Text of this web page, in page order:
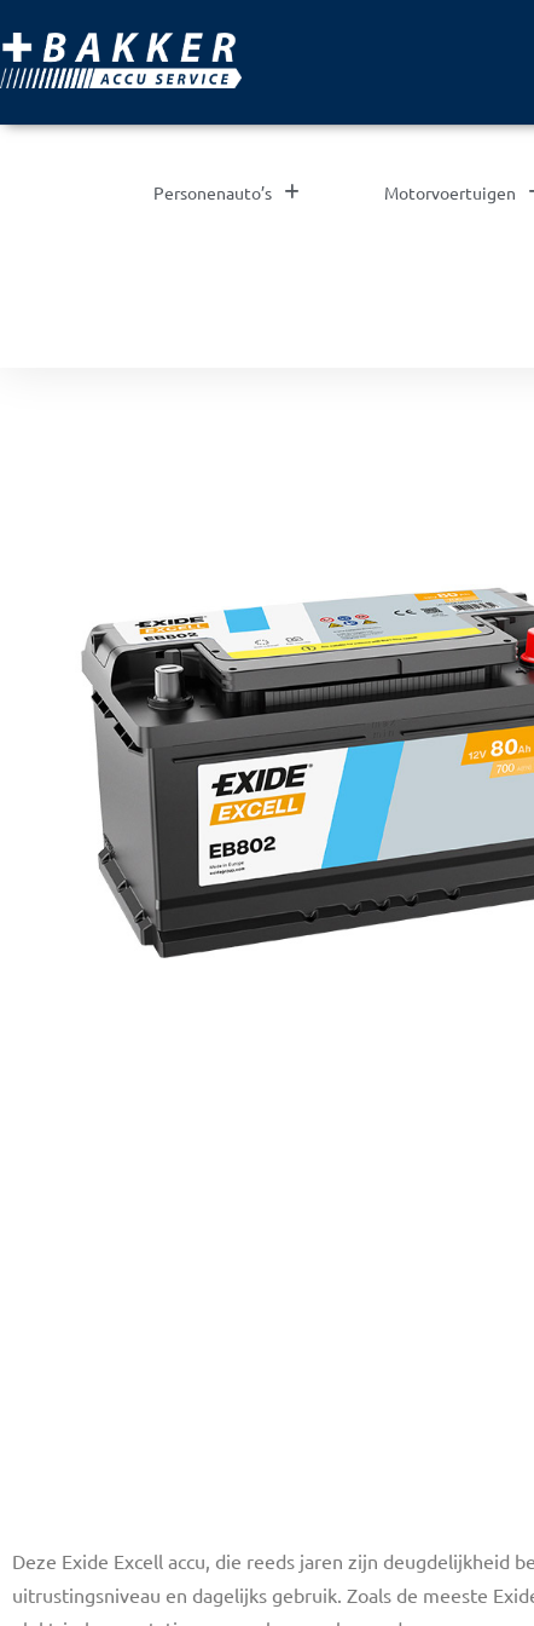
Personenauto’s Motorvoertuigen
Deze Exide Excell accu, die reeds jaren zijn
uitrustingsniveau en dagelijks gebruik. Zoals de meeste